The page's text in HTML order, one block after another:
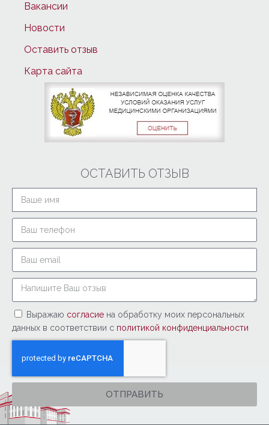
Вакансии
Новости
Оставить отзыв
Карта сайта
ОСТАВИТЬ ОТЗЫВ
Выражаю согласие на обработку моих персональных
данных в соответствии с политикой конфиденциальности
ОТПРАВИТЬ